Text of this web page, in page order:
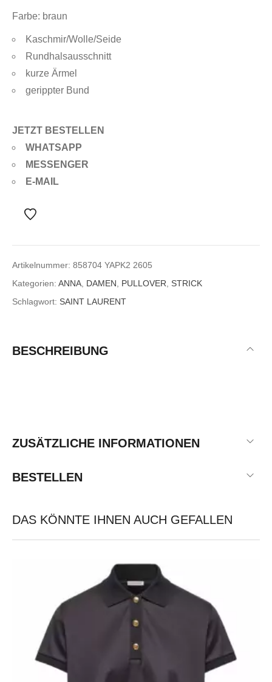
Farbe: braun
Kaschmir/Wolle/Seide
Rundhalsausschnitt
kurze Ärmel
gerippter Bund
JETZT BESTELLEN
WHATSAPP
MESSENGER
E-MAIL
Artikelnummer: 858704 YAPK2 2605
Kategorien: ANNA DAMEN PULLOVER
STRICK
Schlagwort: SAINT LAURENT
BESCHREIBUNG
ZUSÄTZLICHE INFORMATIONEN
BESTELLEN
DAS KÖNNTE IHNEN AUCH GEFALLEN